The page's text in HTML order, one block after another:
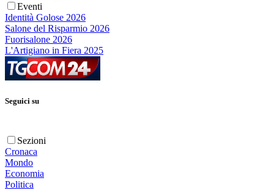
Eventi
Identità Golose 2026
Salone del Risparmio 2026
Fuorisalone 2026
L'Artigiano in Fiera 2025
Seguici su
Sezioni
Cronaca
Mondo
Economia
Politica